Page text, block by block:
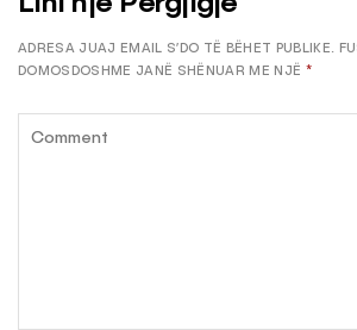
ADRESA JUAJ EMAIL S’DO TË BËHET PUBLIKE.
DOMOSDOSHME JANË SHËNUAR ME NJË *